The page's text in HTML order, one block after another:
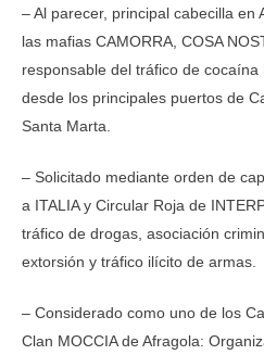
– Al parecer, principal cabecilla en
las mafias CAMORRA, COSA
responsable del tráfico de
desde los principales puertos de
Santa Marta.
– Solicitado mediante orden de
a ITALIA y Circular Roja de
tráfico de drogas, asociación
extorsión y tráfico ilícito de armas.
– Considerado como uno de los
Clan MOCCIA de Afragola: